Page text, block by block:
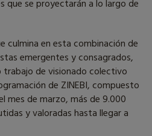
que se proyectarán a lo largo de
culmina en esta combinación de
emergentes y consagrados,
de visionado colectivo
de ZINEBI, compuesto
mes de marzo, más de 9.000
y valoradas hasta llegar a